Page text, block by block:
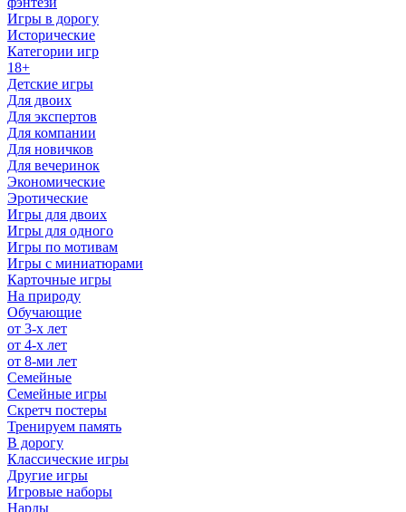
Игры в дорогу
Исторические
Категории игр
18+
Детские игры
Для двоих
Для экспертов
Для компании
Для новичков
Для вечеринок
Экономические
Эротические
Игры для двоих
Игры для одного
Игры по мотивам
Игры с миниатюрами
Карточные игры
На природу
Обучающие
от 3-х лет
от 4-х лет
от 8-ми лет
Семейные
Семейные игры
Скретч постеры
Тренируем память
В дорогу
Классические игры
Другие игры
Игровые наборы
Нарды